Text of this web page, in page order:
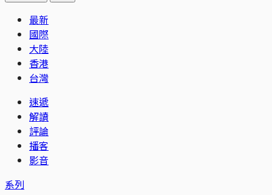
最新
國際
大陸
香港
台灣
速遞
解讀
評論
播客
影音
系列